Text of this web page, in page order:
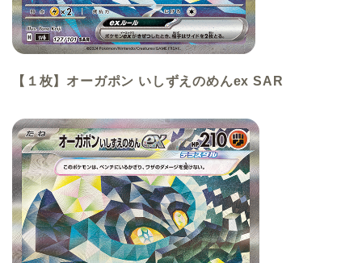
【１枚】オーガポン いしずえのめんex SAR